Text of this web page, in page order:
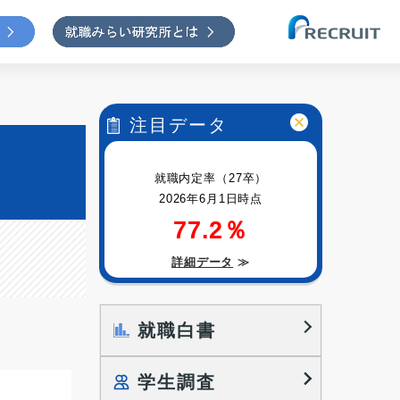
注目データ
就職内定率（27卒）
2026年6月1日時点
77.2％
詳細データ ≫
就職白書
学生調査